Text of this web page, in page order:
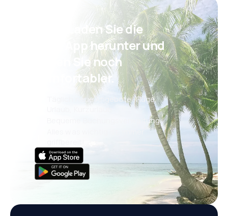
Psst! Laden Sie die
eSky App herunter und
reisen Sie noch
komfortabler.
Täglich neue Angebote: Flüge,
Bequeme Buchungsverwaltung